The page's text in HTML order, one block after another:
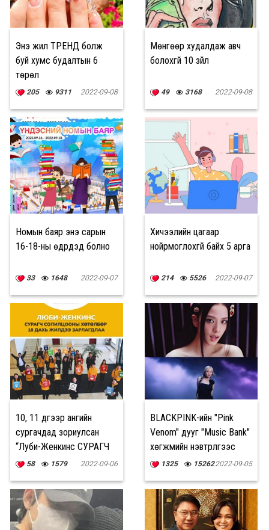
Энэ жил ТРЕНД болж
буй хумс будалтын 6
төрөл
205 9311 2022-09-08
Мөнгөөр худалдаж авч
болохгүй 10 зүйл
49 3168 2022-09-08
Номын баяр энэ сарын
16-18-ны өдрүүдэд болно
33 1648 2022-09-07
Хичээлийн цагаар
нойрмоглохгүй байх 5 арга
214 5526 2022-09-07
10, 11 дүгээр ангийн
сургачдад зориулсан
“Луби-Женкинс СУРАГЧ
СОЛИЛЦООНЫ
58 1579 2022-09-06
BLACKPINK-ийн "Pink
Venom" дууг "Music Bank"
хөгжмийн нэвтрүүлгээс
хаслаа
1325 152622022-09-05